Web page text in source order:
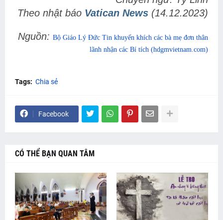
Theo nhật báo Vatican News (14.12.2023)
Nguồn: Bộ Giáo Lý Đức Tin khuyến khích các bà mẹ đơn thân
lãnh nhận các Bí tích (hdgmvietnam.com)
Tags: Chia sẻ
Facebook
CÓ THỂ BẠN QUAN TÂM